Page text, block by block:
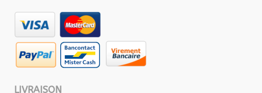
LIVRAISON